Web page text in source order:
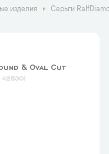
изделия Серьги
& Oval Cut
42530